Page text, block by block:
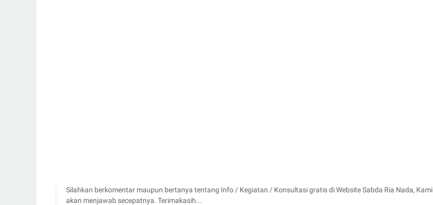
Silahkan berkomentar maupun bertanya tentang Info / Kegiatan / Konsultasi gratis di Website Sabda Ria Nada, Kami
akan menjawab secepatnya. Terimakasih...